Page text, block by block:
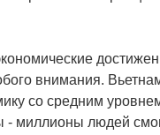
внимания.
со средним
- миллионы людей